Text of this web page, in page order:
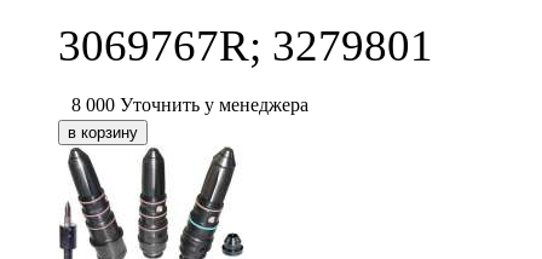
3069767R; 3279801
8 000 Уточнить у менеджера